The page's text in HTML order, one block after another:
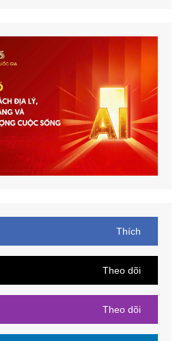
Thích
Theo dõi
Theo dõi